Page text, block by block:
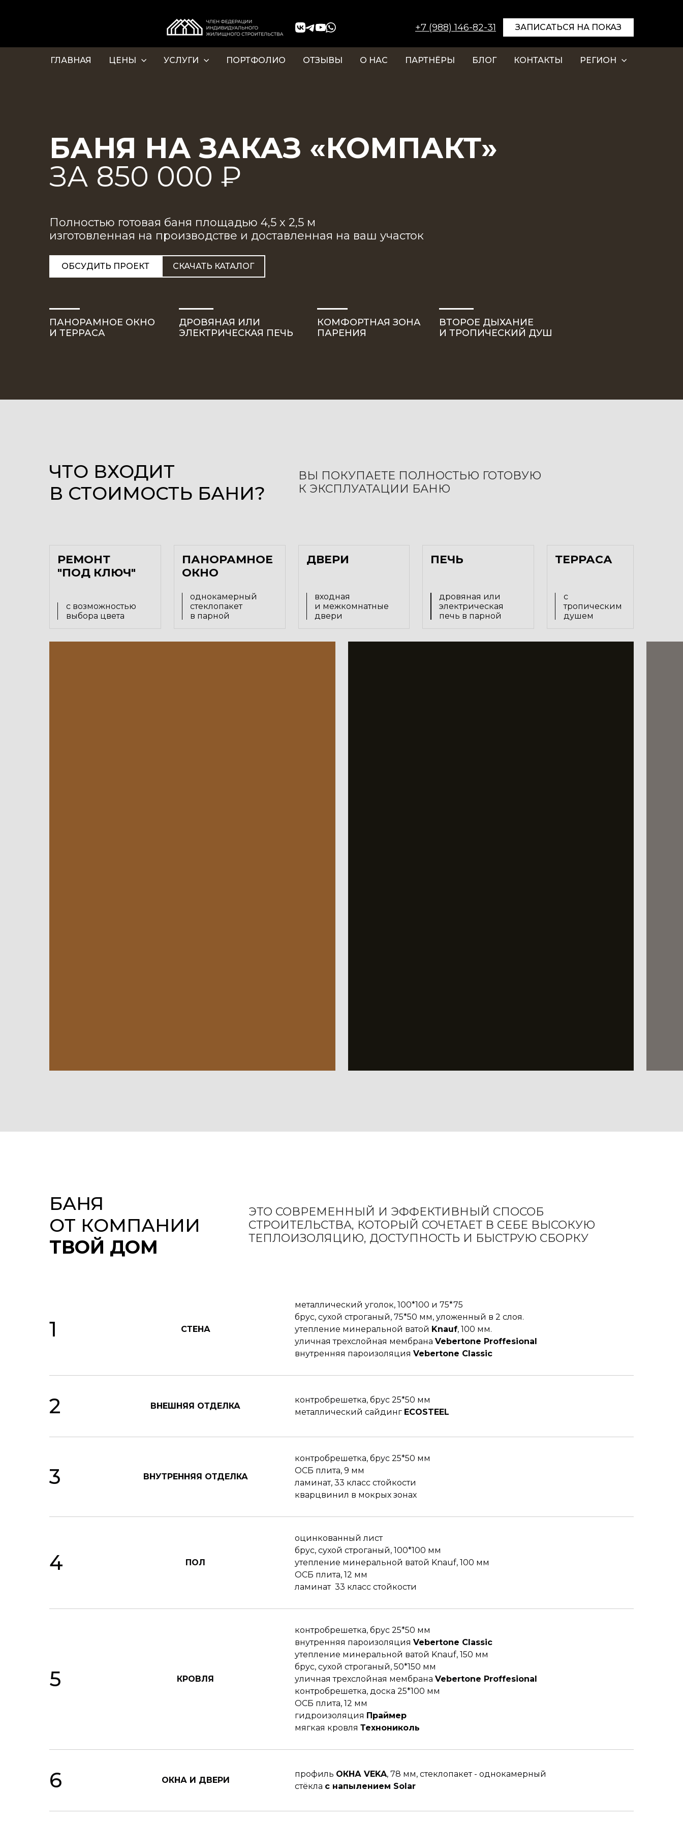
+7 (988) 146-82-31 ЗАПИСАТЬСЯ НА ПОКАЗ
ГЛАВНАЯ ЦЕНЫ УСЛУГИ ПОРТФОЛИО ОТЗЫВЫ О НАС ПАРТНЁРЫ БЛОГ КОНТАКТЫ РЕГИОН
БАНЯ НА ЗАКАЗ «КОМПАКТ»
ЗА 850 000 ₽
Полностью готовая баня площадью 4,5 х 2,5 м
изготовленная на производстве и доставленная на ваш участок
ОБСУДИТЬ ПРОЕКТ СКАЧАТЬ КАТАЛОГ
ПАНОРАМНОЕ ОКНО
И ТЕРРАСА
ДРОВЯНАЯ ИЛИ
ЭЛЕКТРИЧЕСКАЯ ПЕЧЬ
КОМФОРТНАЯ ЗОНА
ПАРЕНИЯ
ВТОРОЕ ДЫХАНИЕ
И ТРОПИЧЕСКИЙ ДУШ
ЧТО ВХОДИТ
В СТОИМОСТЬ БАНИ?
ВЫ ПОКУПАЕТЕ ПОЛНОСТЬЮ ГОТОВУЮ
К ЭКСПЛУАТАЦИИ БАНЮ
РЕМОНТ
"ПОД КЛЮЧ"
с возможностью
выбора цвета
ПАНОРАМНОЕ
ОКНО
однокамерный
стеклопакет
в парной
ДВЕРИ
входная
и межкомнатные
двери
ПЕЧЬ
дровяная или
электрическая
печь в парной
ТЕРРАСА
с
тропическим
душем
БАНЯ
ОТ КОМПАНИИ
ТВОЙ ДОМ
ЭТО СОВРЕМЕННЫЙ И ЭФФЕКТИВНЫЙ СПОСОБ
СТРОИТЕЛЬСТВА, КОТОРЫЙ СОЧЕТАЕТ В СЕБЕ ВЫСОКУЮ
ТЕПЛОИЗОЛЯЦИЮ, ДОСТУПНОСТЬ И БЫСТРУЮ СБОРКУ
1 СТЕНА
металлический уголок, 100*100 и 75*75
брус, сухой строганый, 75*50 мм, уложенный в 2 слоя.
утепление минеральной ватой Knauf, 100 мм.
уличная трехслойная мембрана Vebertone Proffesional
внутренняя пароизоляция Vebertone Classic
2 ВНЕШНЯЯ ОТДЕЛКА
контробрешетка, брус 25*50 мм
металлический сайдинг ECOSTEEL
3 ВНУТРЕННЯЯ ОТДЕЛКА
контробрешетка, брус 25*50 мм
ОСБ плита, 9 мм
ламинат, 33 класс стойкости
кварцвинил в мокрых зонах
4 ПОЛ
оцинкованный лист
брус, сухой строганый, 100*100 мм
утепление минеральной ватой Knauf, 100 мм
ОСБ плита, 12 мм
ламинат 33 класс стойкости
5 КРОВЛЯ
контробрешетка, брус 25*50 мм
внутренняя пароизоляция Vebertone Classic
утепление минеральной ватой Knauf, 150 мм
брус, сухой строганый, 50*150 мм
уличная трехслойная мембрана Vebertone Proffesional
контробрешетка, доска 25*100 мм
ОСБ плита, 12 мм
гидроизоляция Праймер
мягкая кровля Технониколь
6 ОКНА И ДВЕРИ
профиль ОКНА VEKA, 78 мм, стеклопакет - однокамерный
стёкла с напылением Solar